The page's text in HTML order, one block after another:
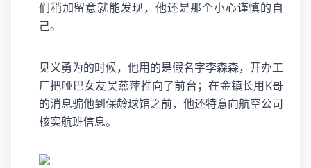
们稍加留意就能发现，他还是那个小心谨慎的自
己。
见义勇为的时候，他用的是假名字李森森，开办工
厂把哑巴女友吴燕萍推向了前台；在金镇长用K哥
的消息骗他到保龄球馆之前，他还特意向航空公司
核实航班信息。